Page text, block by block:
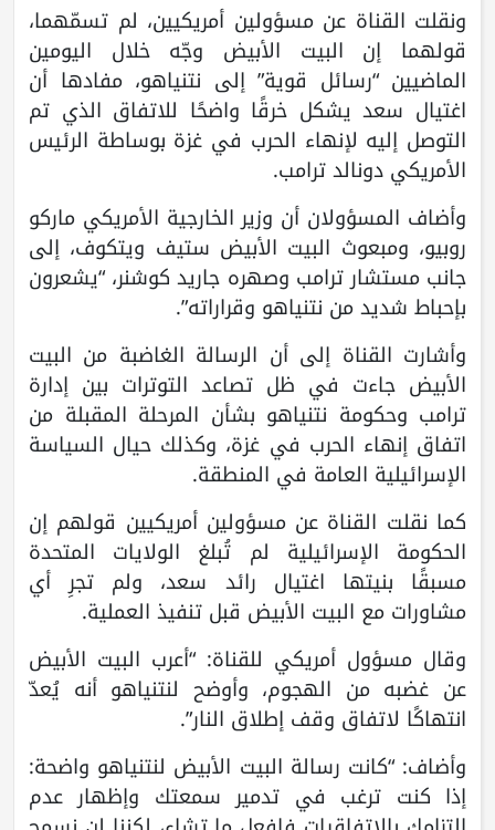
ونقلت القناة عن مسؤولين أمريكيين، لم تسمّهما،
قولهما إن البيت الأبيض وجّه خلال اليومين
الماضيين “رسائل قوية” إلى نتنياهو، مفادها أن
اغتيال سعد يشكل خرقًا واضحًا للاتفاق الذي تم
التوصل إليه لإنهاء الحرب في غزة بوساطة الرئيس
الأمريكي دونالد ترامب.
وأضاف المسؤولان أن وزير الخارجية الأمريكي ماركو
روبيو، ومبعوث البيت الأبيض ستيف ويتكوف، إلى
جانب مستشار ترامب وصهره جاريد كوشنر، “يشعرون
بإحباط شديد من نتنياهو وقراراته”.
وأشارت القناة إلى أن الرسالة الغاضبة من البيت
الأبيض جاءت في ظل تصاعد التوترات بين إدارة
ترامب وحكومة نتنياهو بشأن المرحلة المقبلة من
اتفاق إنهاء الحرب في غزة، وكذلك حيال السياسة
الإسرائيلية العامة في المنطقة.
كما نقلت القناة عن مسؤولين أمريكيين قولهم إن
الحكومة الإسرائيلية لم تُبلغ الولايات المتحدة
مسبقًا بنيتها اغتيال رائد سعد، ولم تجرِ أي
مشاورات مع البيت الأبيض قبل تنفيذ العملية.
وقال مسؤول أمريكي للقناة: “أعرب البيت الأبيض
عن غضبه من الهجوم، وأوضح لنتنياهو أنه يُعدّ
انتهاكًا لاتفاق وقف إطلاق النار”.
وأضاف: “كانت رسالة البيت الأبيض لنتنياهو واضحة:
إذا كنت ترغب في تدمير سمعتك وإظهار عدم